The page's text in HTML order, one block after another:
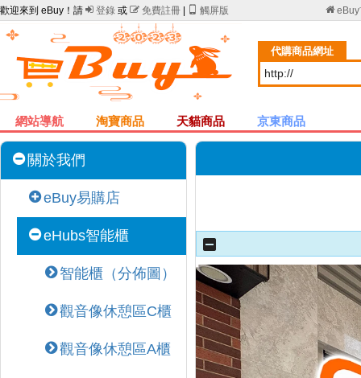
歡迎來到 eBuy！請  登錄 或  免費註冊 觸屏版 eBuy
代購商品網址
網站導航 淘寶商品 天貓商品 京東商品
關於我們
eBuy易購店
eHubs智能櫃
智能櫃（分佈圖）
觀音像休憩區C櫃
觀音像休憩區A櫃